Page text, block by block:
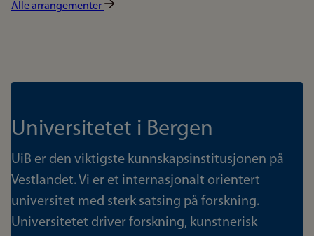
Alle arrangementer
Universitetet i Bergen
UiB er den viktigste kunnskapsinstitusjonen på
Vestlandet. Vi er et internasjonalt orientert
universitet med sterk satsing på forskning.
Universitetet driver forskning, kunstnerisk